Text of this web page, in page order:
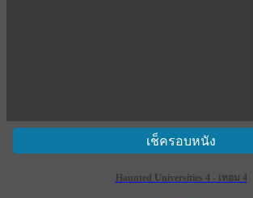
เช็ครอบหนัง
Haunted Universities 4 - เทอม 4